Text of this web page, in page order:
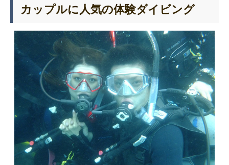
カップルに人気の体験ダイビング